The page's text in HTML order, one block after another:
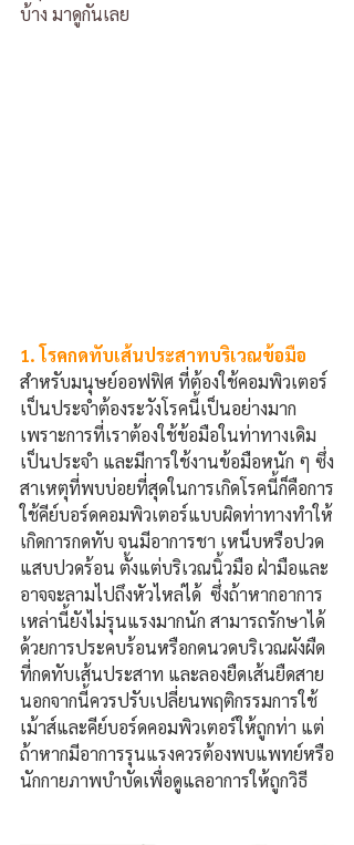
บ้าง มาดูกันเลย
1. โรคกดทับเส้นประสาทบริเวณข้อมือ
สำหรับมนุษย์ออฟฟิศ ที่ต้องใช้คอมพิวเตอร์
เป็นประจำต้องระวังโรคนี้เป็นอย่างมาก
เพราะการที่เราต้องใช้ข้อมือในท่าทางเดิม
เป็นประจำ และมีการใช้งานข้อมือหนัก ๆ ซึ่ง
สาเหตุที่พบบ่อยที่สุดในการเกิดโรคนี้ก็คือการ
ใช้คีย์บอร์ดคอมพิวเตอร์แบบผิดท่าทางทำให้
เกิดการกดทับ จนมีอาการชา เหน็บหรือปวด
แสบปวดร้อน ตั้งแต่บริเวณนิ้วมือ ฝ่ามือและ
อาจจะลามไปถึงหัวไหล่ได้  ซึ่งถ้าหากอาการ
เหล่านี้ยังไม่รุนแรงมากนัก สามารถรักษาได้
ด้วยการประคบร้อนหรือกดนวดบริเวณผังผืด
ที่กดทับเส้นประสาท และลองยืดเส้นยืดสาย
นอกจากนี้ควรปรับเปลี่ยนพฤติกรรมการใช้
เม้าส์และคีย์บอร์ดคอมพิวเตอร์ให้ถูกท่า แต่
ถ้าหากมีอาการรุนแรงควรต้องพบแพทย์หรือ
นักกายภาพบำบัดเพื่อดูแลอาการให้ถูกวิธี